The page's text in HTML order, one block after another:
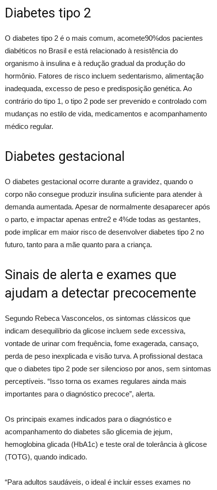
Diabetes tipo 2
O diabetes tipo 2 é o mais comum, acomete90%dos pacientes
diabéticos no Brasil e está relacionado à resistência do
organismo à insulina e à redução gradual da produção do
hormônio. Fatores de risco incluem sedentarismo, alimentação
inadequada, excesso de peso e predisposição genética. Ao
contrário do tipo 1, o tipo 2 pode ser prevenido e controlado com
mudanças no estilo de vida, medicamentos e acompanhamento
médico regular.
Diabetes gestacional
O diabetes gestacional ocorre durante a gravidez, quando o
corpo não consegue produzir insulina suficiente para atender à
demanda aumentada. Apesar de normalmente desaparecer após
o parto, e impactar apenas entre2 e 4%de todas as gestantes,
pode implicar em maior risco de desenvolver diabetes tipo 2 no
futuro, tanto para a mãe quanto para a criança.
Sinais de alerta e exames que
ajudam a detectar precocemente
Segundo Rebeca Vasconcelos, os sintomas clássicos que
indicam desequilíbrio da glicose incluem sede excessiva,
vontade de urinar com frequência, fome exagerada, cansaço,
perda de peso inexplicada e visão turva. A profissional destaca
que o diabetes tipo 2 pode ser silencioso por anos, sem sintomas
perceptíveis. “Isso torna os exames regulares ainda mais
importantes para o diagnóstico precoce”, alerta.
Os principais exames indicados para o diagnóstico e
acompanhamento do diabetes são glicemia de jejum,
hemoglobina glicada (HbA1c) e teste oral de tolerância à glicose
(TOTG), quando indicado.
“Para adultos saudáveis, o ideal é incluir esses exames no